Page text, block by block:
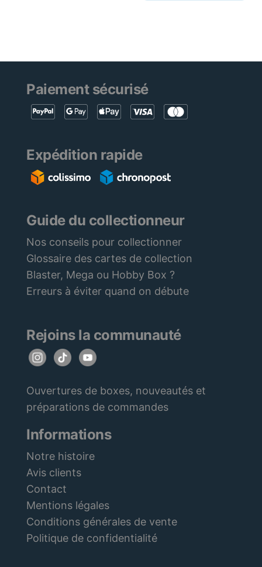
Paiement sécurisé
Expédition rapide
Guide du collectionneur
Nos conseils pour collectionner
Glossaire des cartes de collection
Blaster, Mega ou Hobby Box ?
Erreurs à éviter quand on débute
Rejoins la communauté
Ouvertures de boxes, nouveautés et
préparations de commandes
Informations
Notre histoire
Avis clients
Contact
Mentions légales
Conditions générales de vente
Politique de confidentialité